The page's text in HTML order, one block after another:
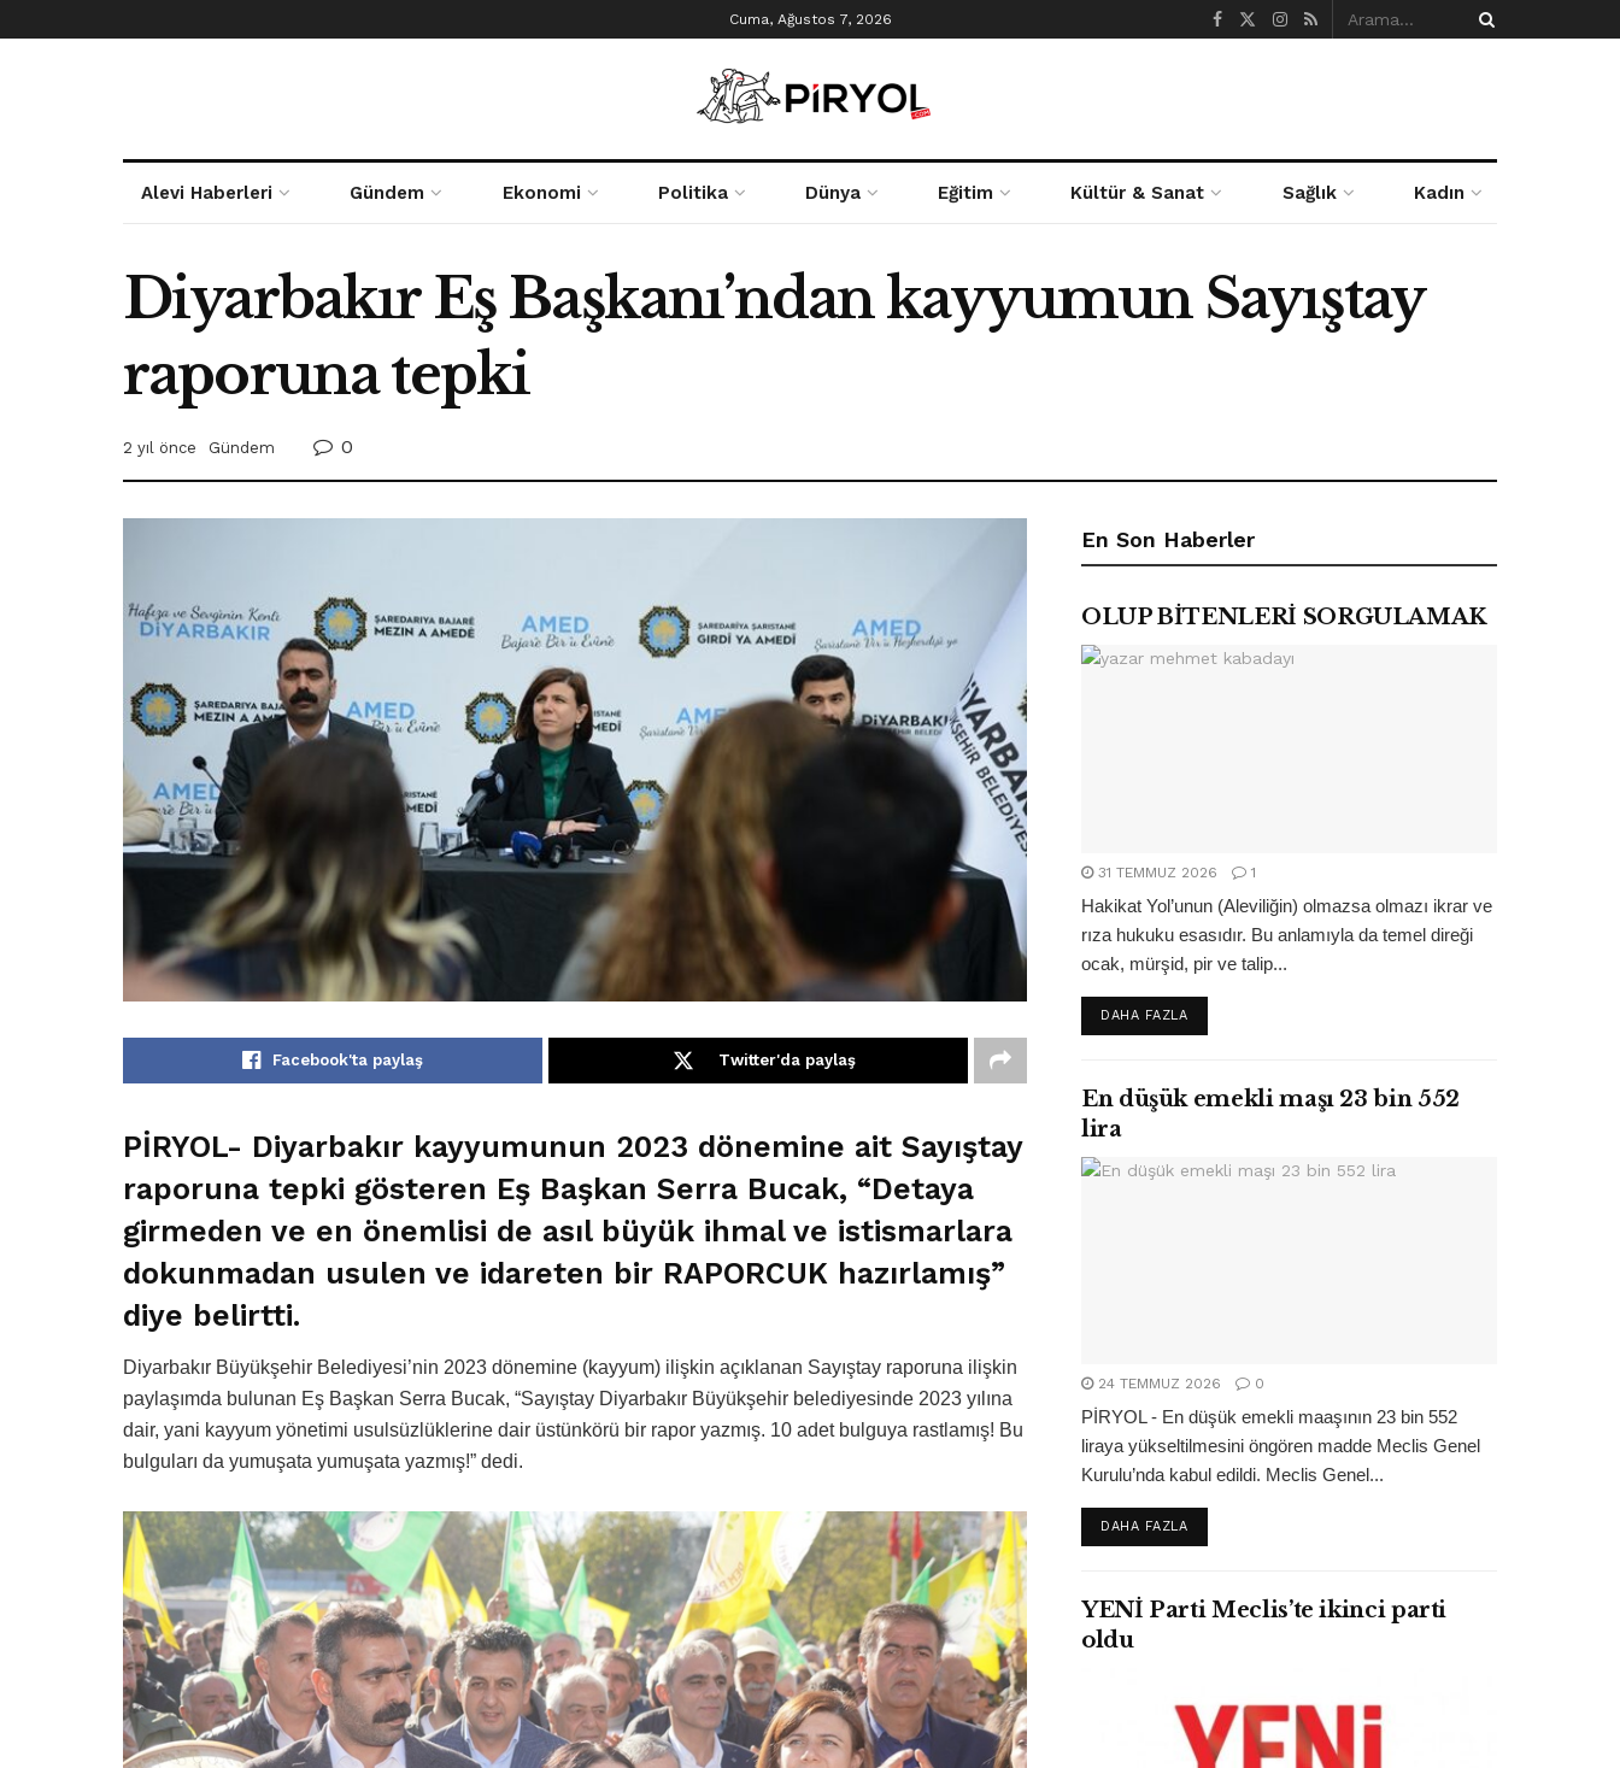
Cuma, Ağustos 7, 2026
Alevi Haberleri Gündem Ekonomi Politika Dünya Eğitim Kültür & Sanat Sağlık Kadın
Diyarbakır Eş Başkanı’ndan kayyumun Sayıştay
raporuna tepki
2 yıl önce Gündem 0
Facebook'ta paylaş Twitter'da paylaş
PİRYOL- Diyarbakır kayyumunun 2023 dönemine ait Sayıştay
raporuna tepki gösteren Eş Başkan Serra Bucak, “Detaya
girmeden ve en önemlisi de asıl büyük ihmal ve istismarlara
dokunmadan usulen ve idareten bir RAPORCUK hazırlamış”
diye belirtti.
Diyarbakır Büyükşehir Belediyesi’nin 2023 dönemine (kayyum) ilişkin açıklanan Sayıştay raporuna ilişkin
paylaşımda bulunan Eş Başkan Serra Bucak, “Sayıştay Diyarbakır Büyükşehir belediyesinde 2023 yılına
dair, yani kayyum yönetimi usulsüzlüklerine dair üstünkörü bir rapor yazmış. 10 adet bulguya rastlamış! Bu
bulguları da yumuşata yumuşata yazmış!” dedi.
En Son Haberler
OLUP BİTENLERİ SORGULAMAK
31 TEMMUZ 2026 1
Hakikat Yol’unun (Aleviliğin) olmazsa olmazı ikrar ve
rıza hukuku esasıdır. Bu anlamıyla da temel direği
ocak, mürşid, pir ve talip...
DAHA FAZLADETAILS
En düşük emekli maşı 23 bin 552
lira
24 TEMMUZ 2026 0
PİRYOL - En düşük emekli maaşının 23 bin 552
liraya yükseltilmesini öngören madde Meclis Genel
Kurulu’nda kabul edildi. Meclis Genel...
DAHA FAZLADETAILS
YENİ Parti Meclis’te ikinci parti
oldu